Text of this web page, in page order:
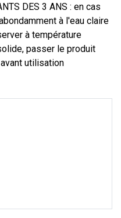
DES 3 ANS : en cas
à l'eau claire
à température
passer le produit
utilisation